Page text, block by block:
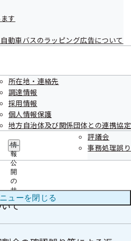
す
動車バスのラッピング広告について
所在地・連絡先
調達情報
採用情報
個人情報保護
地方自治体及び関係団体との連携協定
情
報
公
開
の
サ
ブ
メ
ュ
評議会
事務処理誤り
ューを閉じる
ステムやサービスを導入する際
化、システム部門と事業部門の
行うなど、検証プロセスの見直
済年金との併給調整漏れ
て